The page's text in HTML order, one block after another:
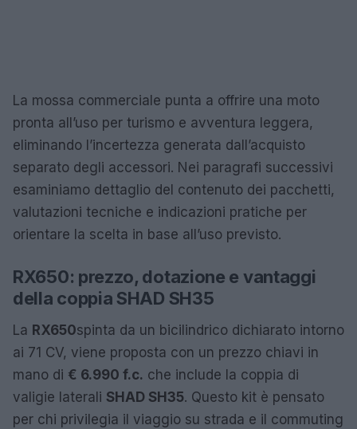
La mossa commerciale punta a offrire una moto
pronta all’uso per turismo e avventura leggera,
eliminando l’incertezza generata dall’acquisto
separato degli accessori. Nei paragrafi successivi
esaminiamo dettaglio del contenuto dei pacchetti,
valutazioni tecniche e indicazioni pratiche per
orientare la scelta in base all’uso previsto.
RX650: prezzo, dotazione e vantaggi
della coppia SHAD SH35
La RX650spinta da un bicilindrico dichiarato intorno
ai 71 CV, viene proposta con un prezzo chiavi in
mano di € 6.990 f.c. che include la coppia di
valigie laterali SHAD SH35. Questo kit è pensato
per chi privilegia il viaggio su strada e il commuting